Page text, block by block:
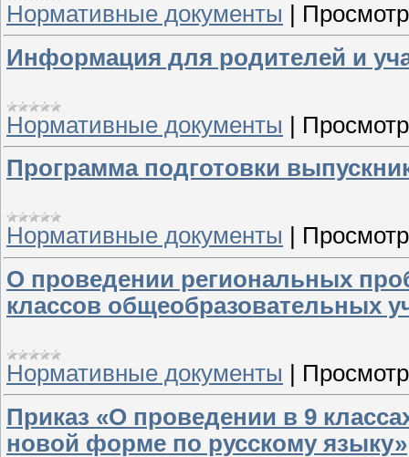
Нормативные документы
Информация для родителей и
Нормативные документы |
Программа подготовки
Нормативные документы
О проведении региональных
классов общеобразовательных
Нормативные документы
Приказ «О проведении в 9
новой форме по русскому языку»